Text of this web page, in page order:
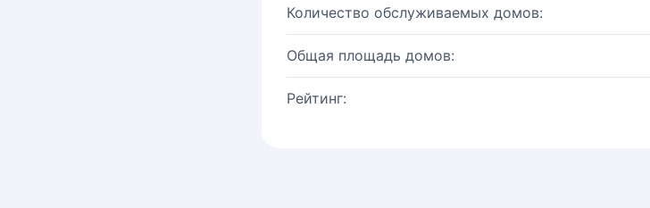
Количество обслуживаемых домов:
Общая площадь домов:
Рейтинг: